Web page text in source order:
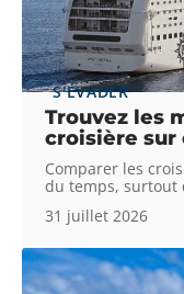
S'ÉVADER
Trouvez les
croisière sur
Comparer les
du temps, surtout
31 juillet 2026